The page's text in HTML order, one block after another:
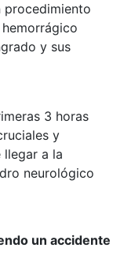
procedimiento
y sus
3 horas
y
a la
neurológico
un accidente